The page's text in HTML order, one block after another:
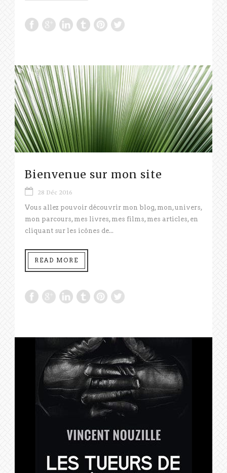
Bienvenue sur mon site
28 Déc 2016
Vous allez pouvoir découvrir mon blog, mon, univers,
mon parcours, mes livres, mes films, mes articles, en
cliquant sur les icônes de...
READ MORE